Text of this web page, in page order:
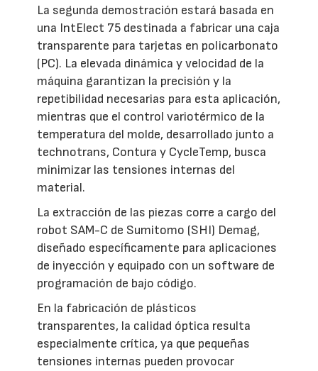
La segunda demostración estará basada en
una IntElect 75 destinada a fabricar una caja
transparente para tarjetas en policarbonato
(PC). La elevada dinámica y velocidad de la
máquina garantizan la precisión y la
repetibilidad necesarias para esta aplicación,
mientras que el control variotérmico de la
temperatura del molde, desarrollado junto a
technotrans, Contura y CycleTemp, busca
minimizar las tensiones internas del
material.
La extracción de las piezas corre a cargo del
robot SAM-C de Sumitomo (SHI) Demag,
diseñado específicamente para aplicaciones
de inyección y equipado con un software de
programación de bajo código.
En la fabricación de plásticos
transparentes, la calidad óptica resulta
especialmente crítica, ya que pequeñas
tensiones internas pueden provocar